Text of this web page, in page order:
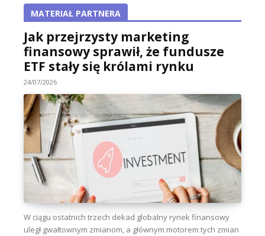
MATERIAŁ PARTNERA
Jak przejrzysty marketing
finansowy sprawił, że fundusze
ETF stały się królami rynku
24/07/2026
W ciągu ostatnich trzech dekad globalny rynek finansowy
uległ gwałtownym zmianom, a głównym motorem tych zmian